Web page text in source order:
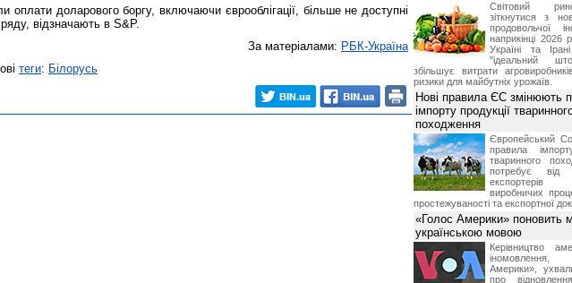
оплати доларового боргу, включаючи єврооблігації, більше не доступні
відзначають в S&P.
За матеріалами: РБК-Україна
теги: Білорусь
Світовий
зіткнутися з
продовольчої
наприкінці 2026
Україні та
"ідеальний
збільшує витрати
ризики для майбутніх урожаїв.
Нові правила ЄС змінюють
імпорту продукції
походження
Європейський
правила
тваринного
потребує від
експортерів
виробничих
простежуваності та експортної
«Голос Америки» поновить
українською мовою
Керівництво
Америки»,
про